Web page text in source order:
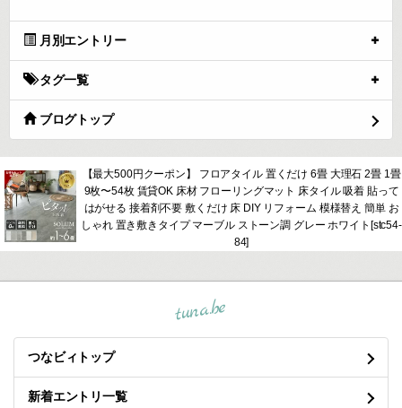
月別エントリー
タグ一覧
ブログトップ
【最大500円クーポン】 フロアタイル 置くだけ 6畳 大理石 2畳 1畳
9枚〜54枚 賃貸OK 床材 フローリングマット 床タイル 吸着 貼って
はがせる 接着剤不要 敷くだけ 床 DIY リフォーム 模様替え 簡単 お
しゃれ 置き敷きタイプ マーブル ストーン調 グレー ホワイト[stc54-
84]
tuna.be
つなビィトップ
新着エントリ一覧